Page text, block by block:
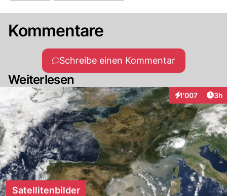
Kommentare
Schreibe einen Kommentar
Weiterlesen
1'007
Interaktionen3h
Satellitenbilder